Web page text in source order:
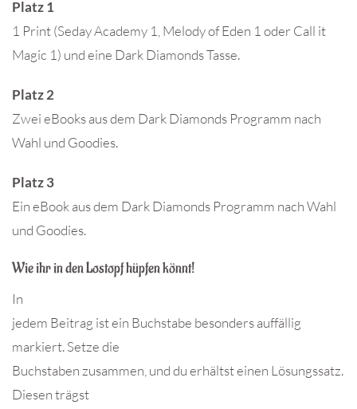
Platz 1
1 Print (Seday Academy 1, Melody of Eden 1 oder Call it
Magic 1) und eine Dark Diamonds Tasse.
Platz 2
Zwei eBooks aus dem Dark Diamonds Programm nach
Wahl und Goodies.
Platz 3
Ein eBook aus dem Dark Diamonds Programm nach Wahl
und Goodies.
Wie ihr in den Lostopf hüpfen könnt!
In
jedem Beitrag ist ein Buchstabe besonders auffällig
markiert. Setze die
Buchstaben zusammen, und du erhältst einen Lösungssatz.
Diesen trägst